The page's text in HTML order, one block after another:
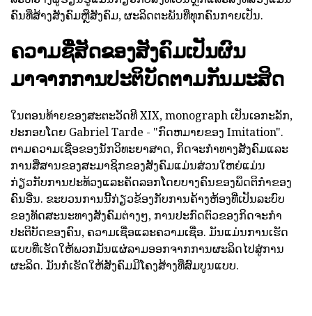
ຄົນທີ່ສ້າງສັງຄົມຫຼືສັງຄົມ, ຜະລິດຕະພັນທີ່ທຸກຄົນກາຍເປັນ.
ຄວາມຊື່ສັດຂອງສັງຄົມເປັນຜົນ
ມາຈາກການປະຕິບັດຕາມກັນມະສິດ
ໃນຕອນທ້າຍຂອງສະຕະວັດທີ XIX, monograph ເປັນເອກະລັກ,
ປະກອບໂດຍ Gabriel Tarde - "ກົດຫມາຍຂອງ Imitation".
ຕາມຄວາມເຊື່ອຂອງນັກວິທະຍາສາດ, ກິດຈະກໍາທາງສັງຄົມແລະ
ການສື່ສານຂອງສະມາຊິກຂອງສັງຄົມແມ່ນສ່ວນໃຫຍ່ແມ່ນ
ກ່ຽວກັບການປະທ້ວງແລະຄັດລອກໂດຍບາງຄົນຂອງພຶດຕິກໍາຂອງ
ຄົນອື່ນ. ຂະບວນການນີ້ກ່ຽວຂ້ອງກັບການຄ້າງຫ້ອງທີ່ເປັນລະບົບ
ຂອງທັດສະນະທາງສັງຄົມຕ່າງໆ, ການປະກົດຕົວຂອງກິດຈະກໍາ
ປະຕິບັດຂອງຄົນ, ຄວາມເຊື່ອແລະຄວາມເຊື່ອ. ມັນແມ່ນການເຮັດ
ແບບທີ່ເຮັດໃຫ້ພວກມັນແຜ່ລາມອອກຈາກການຜະລິດໄປສູ່ການ
ຜະລິດ. ມັນກໍ່ເຮັດໃຫ້ສັງຄົມມີໂຄງສ້າງທີ່ສົມບູນແບບ.